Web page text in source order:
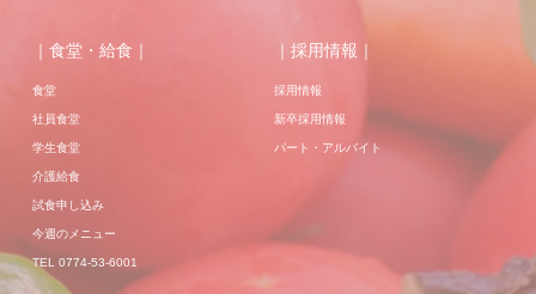
｜食堂・給食｜
食堂
社員食堂
学生食堂
介護給食
試食申し込み
今週のメニュー
TEL 0774-53-6001
｜採用情報｜
採用情報
新卒採用情報
パート・アルバイト